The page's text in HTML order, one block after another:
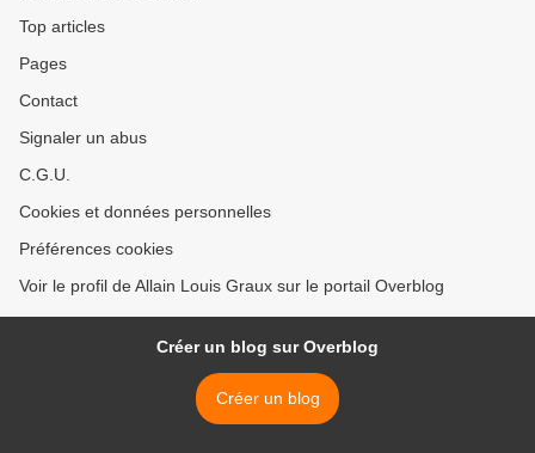
Top articles
Pages
Contact
Signaler un abus
C.G.U.
Cookies et données personnelles
Préférences cookies
Voir le profil de Allain Louis Graux sur le portail Overblog
Créer un blog sur Overblog
Créer un blog